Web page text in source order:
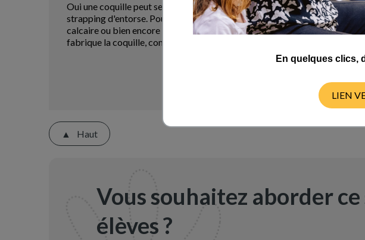
Oui une coquille peut se réparer ; pour "sauver" l'escargot essayer de
strapping d'entorse. Pour faciliter la calcification penser à mettre des
calcaire ou bien encore répandre de la chaux pour qu'ils puissent
fabrique la coquille, comme la nôtre fabrique des poils ou celle des oiseaux
Haut
Vous souhaitez aborder ce
élèves ?
En quelques clics,
LIEN